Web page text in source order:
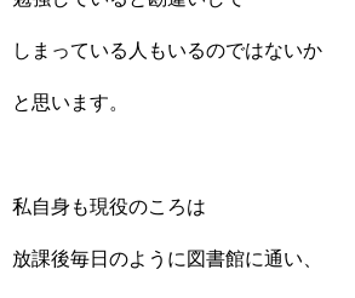
しまっている人もいるのではないか
と思います。
私自身も現役のころは
放課後毎日のように図書館に通い、